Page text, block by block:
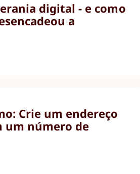
digital - e como
a
Crie um endereço
um número de